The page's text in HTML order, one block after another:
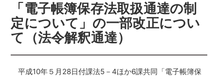
「電子帳簿保存法取扱通達の制
定について」の一部改正につい
て（法令解釈通達）
平成10年５月28日付課法5－4ほか6課共同「電子帳簿保